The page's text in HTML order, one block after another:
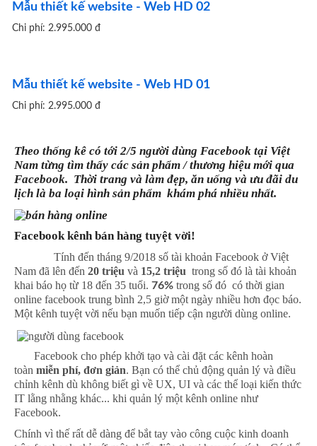
Mẫu thiết kế website - Web HD 02
Chi phí: 2.995.000 đ
Mẫu thiết kế website - Web HD 01
Chi phí: 2.995.000 đ
Theo thống kê có tới 2/5 người dùng Facebook tại Việt
Nam từng tìm thấy các sản phẩm / thương hiệu mới qua
Facebook. Thời trang và làm đẹp, ăn uống và ưu đãi du
lịch là ba loại hình sản phẩm khám phá nhiều nhất.
Facebook kênh bán hàng tuyệt vời!
Tính đến tháng 9/2018 số tài khoản Facebook ở Việt
Nam đã lên đến 20 triệu và 15,2 triệu trong số đó là tài khoản
khai báo họ từ 18 đến 35 tuổi. 76% trong số đó có thời gian
online facebook trung bình 2,5 giờ một ngày nhiều hơn đọc báo.
Một kênh tuyệt vời nếu bạn muốn tiếp cận người dùng online.
Facebook cho phép khởi tạo và cài đặt các kênh hoàn
toàn miễn phí, đơn giản. Bạn có thể chủ động quản lý và điều
chỉnh kênh dù không biết gì về UX, UI và các thể loại kiến thức
IT lằng nhằng khác... khi quản lý một kênh online như
Facebook.
Chính vì thế rất dễ dàng để bắt tay vào công cuộc kinh doanh